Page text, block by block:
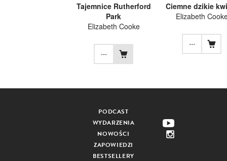
Tajemnice Rutherford
Park
Elizabeth Cooke
...
Ciemne dzikie
Elizabeth
...
PODCAST
WYDARZENIA
NOWOŚCI
ZAPOWIEDZI
BESTSELLERY